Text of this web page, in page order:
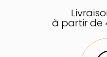
à partir de